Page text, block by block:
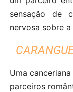
sensação de
nervosa sobre
Uma
parceiros